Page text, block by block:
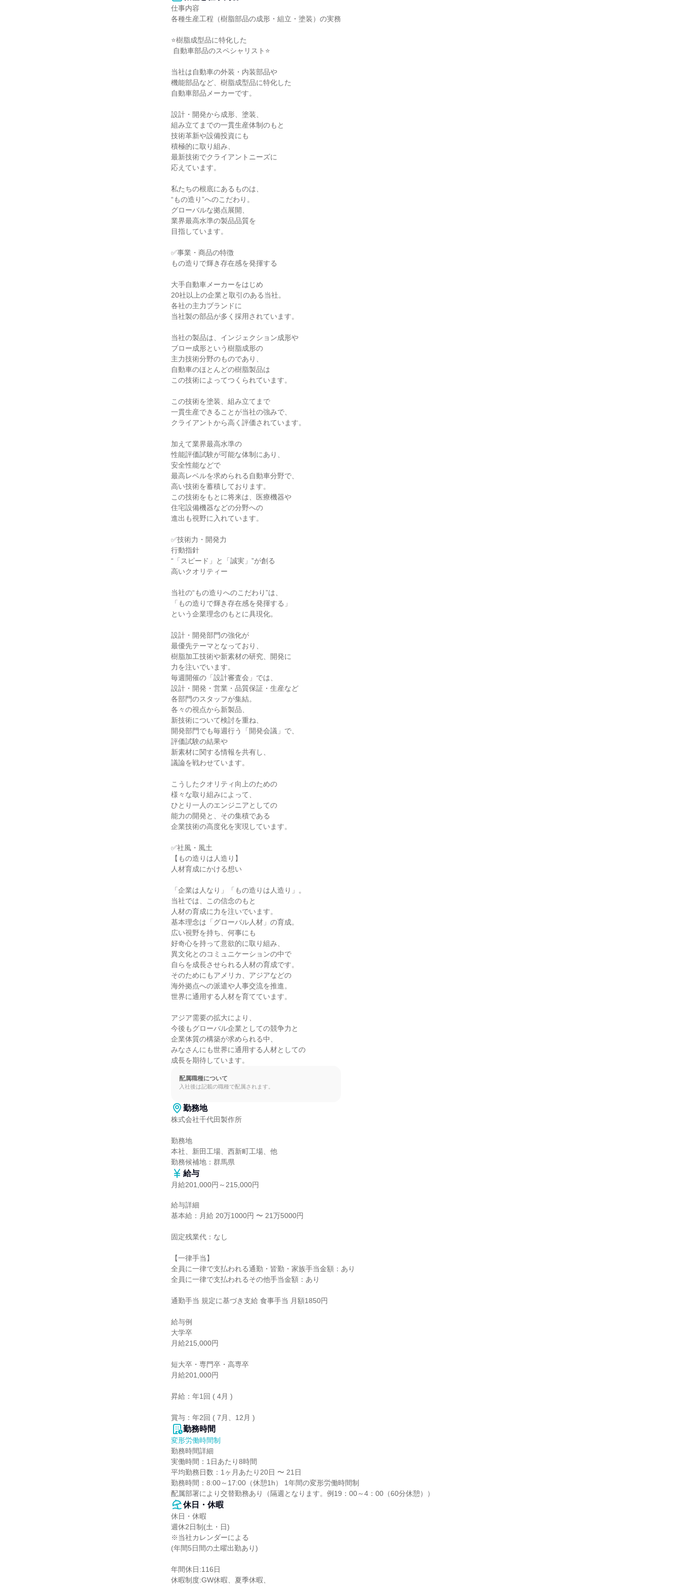
仕事内容
各種生産工程（樹脂部品の成形・組立・塗装）の実務
⭐️樹脂成型品に特化した
当社は自動車の外装・内装部品や
機能部品など、樹脂成型品に特化した
自動車部品メーカーです。
設計・開発から成形、塗装、
組み立てまでの一貫生産体制のもと
技術革新や設備投資にも
積極的に取り組み、
最新技術でクライアントニーズに
応えています。
私たちの根底にあるものは、
“もの造り”へのこだわり。
グローバルな拠点展開、
業界最高水準の製品品質を
目指しています。
✅事業・商品の特徴
もの造りで輝き存在感を発揮する
大手自動車メーカーをはじめ
20社以上の企業と取引のある当社。
各社の主力ブランドに
当社製の部品が多く採用されています。
当社の製品は、インジェクション成形や
ブロー成形という樹脂成形の
主力技術分野のものであり、
自動車のほとんどの樹脂製品は
この技術によってつくられています。
この技術を塗装、組み立てまで
一貫生産できることが当社の強みで、
クライアントから高く評価されています。
加えて業界最高水準の
性能評価試験が可能な体制にあり、
安全性能などで
最高レベルを求められる自動車分野で、
高い技術を蓄積しております。
この技術をもとに将来は、医療機器や
住宅設備機器などの分野への
進出も視野に入れています。
✅技術力・開発力
行動指針
“「スピード」と「誠実」”が創る
高いクオリティー
当社の“もの造りへのこだわり”は、
「もの造りで輝き存在感を発揮する」
という企業理念のもとに具現化。
設計・開発部門の強化が
最優先テーマとなっており、
樹脂加工技術や新素材の研究、開発に
力を注いでいます。
毎週開催の「設計審査会」では、
設計・開発・営業・品質保証・生産など
各部門のスタッフが集結。
各々の視点から新製品、
新技術について検討を重ね、
開発部門でも毎週行う「開発会議」で、
評価試験の結果や
新素材に関する情報を共有し、
議論を戦わせています。
こうしたクオリティ向上のための
様々な取り組みによって、
ひとり一人のエンジニアとしての
能力の開発と、その集積である
企業技術の高度化を実現しています。
✅社風・風土
【もの造りは人造り】
人材育成にかける想い
「企業は人なり」「もの造りは人造り」。
当社では、この信念のもと
人材の育成に力を注いでいます。
基本理念は「グローバル人材」の育成。
広い視野を持ち、何事にも
好奇心を持って意欲的に取り組み、
異文化とのコミュニケーションの中で
自らを成⻑させられる人材の育成です。
そのためにもアメリカ、アジアなどの
海外拠点への派遣や人事交流を推進。
世界に通用する人材を育てています。
アジア需要の拡大により、
今後もグローバル企業としての競争力と
企業体質の構築が求められる中、
みなさんにも世界に通用する人材としての
成⻑を期待しています。
配属職種について
入社後は記載の職種で配属されます。
勤務地
株式会社千代田製作所
勤務地
本社、新田工場、西新町工場、他
勤務候補地：群馬県
給与
月給201,000円～215,000円
給与詳細
基本給：月給 20万1000円 〜 21万5000円
固定残業代：なし
【一律手当】
全員に一律で支払われる通勤・皆勤・家族手当金額：あり
全員に一律で支払われるその他手当金額：あり
通勤手当 規定に基づき支給 食事手当 月額1850円
給与例
大学卒
月給215,000円
短大卒・専門卒・高専卒
月給201,000円
昇給：年1回 ( 4月 )
賞与：年2回 ( 7月、12月 )
勤務時間
変形労働時間制
勤務時間詳細
実働時間：1日あたり8時間
平均勤務日数：1ヶ月あたり20日 〜 21日
勤務時間：8:00～17:00（休憩1h） 1年間の変形労働時間制
配属部署により交替勤務あり（隔週となります。例19：00～4：00（60分休憩））
休日・休暇
休日・休暇
週休2日制(土・日)
※当社カレンダーによる
(年間5日間の土曜出勤あり)
年間休日:116日
休暇制度:GW休暇、夏季休暇、